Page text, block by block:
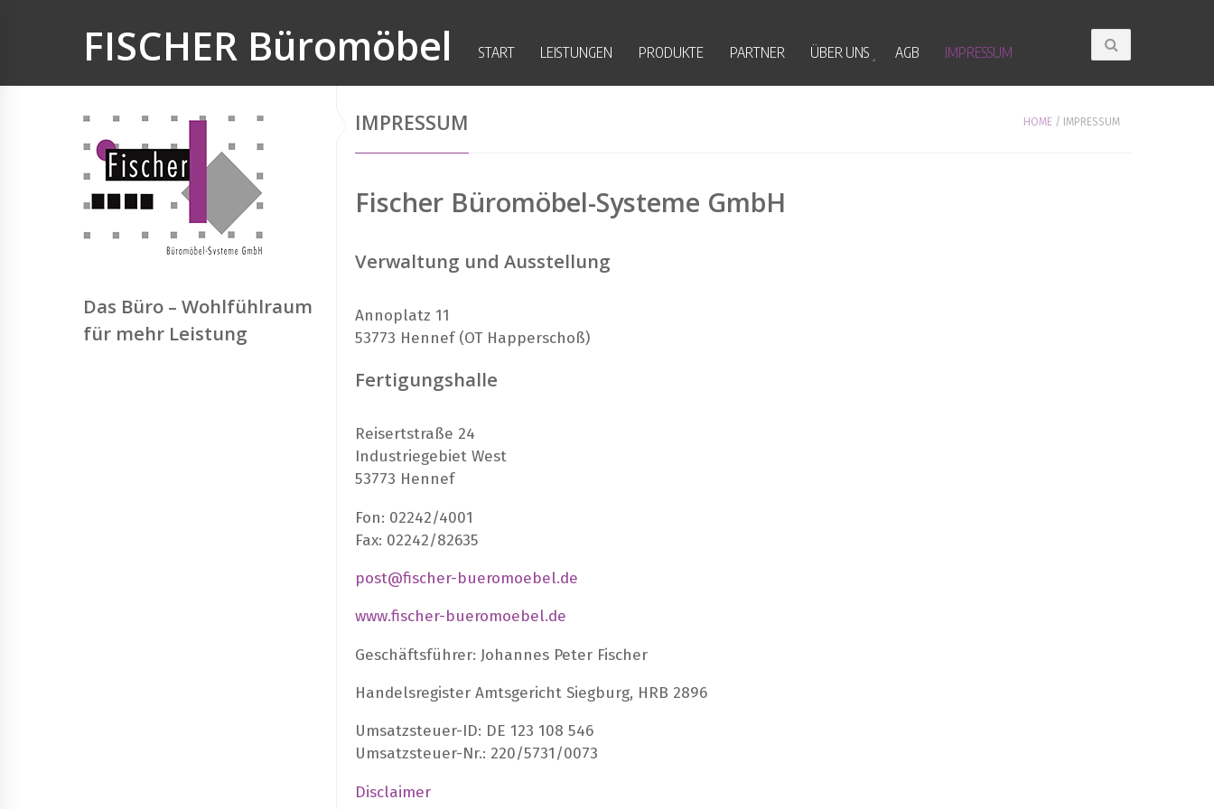
FISCHER Büromöbel START LEISTUNGEN PRODUKTE PARTNER ÜBER UNS AGB IMPRESSUM
Das Büro – Wohlfühlraum
für mehr Leistung
HOME / IMPRESSUM
IMPRESSUM
Fischer Büromöbel-Systeme GmbH
Verwaltung und Ausstellung
Annoplatz 11
53773 Hennef (OT Happerschoß)
Fertigungshalle
Reisertstraße 24
Industriegebiet West
53773 Hennef
Fon: 02242/4001
Fax: 02242/82635
post@fischer-bueromoebel.de
www.fischer-bueromoebel.de
Geschäftsführer: Johannes Peter Fischer
Handelsregister Amtsgericht Siegburg, HRB 2896
Umsatzsteuer-ID: DE 123 108 546
Umsatzsteuer-Nr.: 220/5731/0073
Disclaimer